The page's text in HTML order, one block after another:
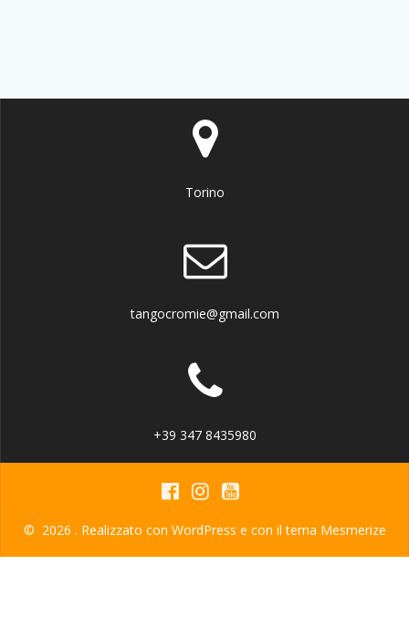
Torino
tangocromie@gmail.com
+39 347 8435980
© 2026 . Realizzato con WordPress e con il tema Mesmerize